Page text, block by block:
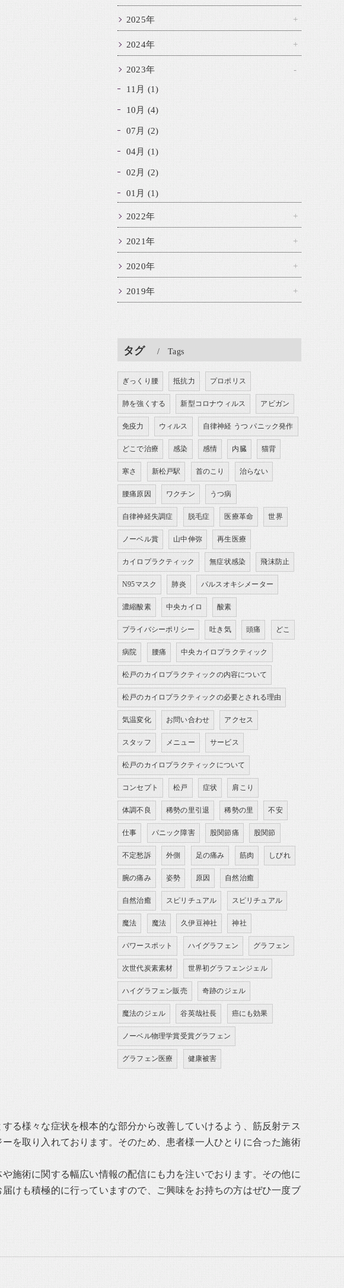
2025年
2024年
2023年
11月 (1)
10月 (4)
07月 (2)
04月 (1)
02月 (2)
01月 (1)
2022年
2021年
2020年
2019年
タグ Tags
ぎっくり腰 抵抗力 プロポリス
肺を強くする 新型コロナウィルス アビガン
免疫力 ウィルス 自律神経 うつ パニック発作
どこで治療 感染 感情 内臓 猫背
寒さ 新松戸駅 首のこり 治らない
腰痛原因 ワクチン うつ病
自律神経失調症 脱毛症 医療革命 世界
ノーベル賞 山中伸弥 再生医療
カイロプラクティック 無症状感染 飛沫防止
N95マスク 肺炎 パルスオキシメーター
濃縮酸素 中央カイロ 酸素
プライバシーポリシー 吐き気 頭痛 どこ
病院 腰痛 中央カイロプラクティック
松戸のカイロプラクティックの内容について
松戸のカイロプラクティックの必要とされる理由
気温変化 お問い合わせ アクセス
スタッフ メニュー サービス
松戸のカイロプラクティックについて
コンセプト 松戸 症状 肩こり
体調不良 稀勢の里引退 稀勢の里 不安
仕事 パニック障害 股関節痛 股関節
不定愁訴 外側 足の痛み 筋肉 しびれ
腕の痛み 姿勢 原因 自然治癒
自然治癒 スピリチュアル スピリチュアル
魔法 魔法 久伊豆神社 神社
パワースポット ハイグラフェン グラフェン
次世代炭素素材 世界初グラフェンジェル
ハイグラフェン販売 奇跡のジェル
魔法のジェル 谷英哉社長 癌にも効果
ノーベル物理学賞受賞グラフェン
グラフェン医療 健康被害
る様々な症状を根本的な部分から改善していけるよう、筋反射テス
を取り入れております。そのため、患者様一人ひとりに合った施術
施術に関する幅広い情報の配信にも力を注いでおります。その他に
けも積極的に行っていますので、ご興味をお持ちの方はぜひ一度ブ